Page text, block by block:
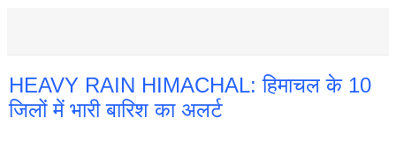
HEAVY RAIN HIMACHAL: हिमाचल के 10
जिलों में भारी बारिश का अलर्ट